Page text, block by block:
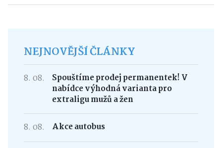
NEJNOVĚJŠÍ ČLÁNKY
8. 08.
Spouštíme prodej permanentek! V
nabídce výhodná varianta pro
extraligu mužů a žen
8. 08. Akce autobus